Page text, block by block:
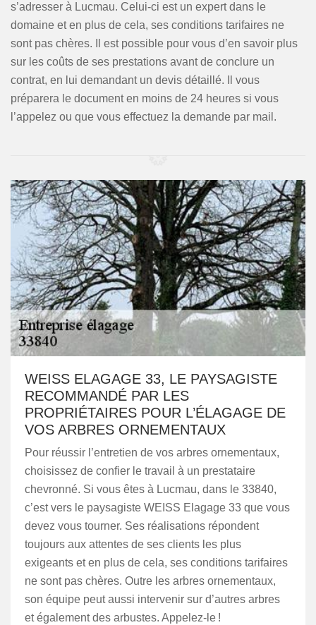
s’adresser à Lucmau. Celui-ci est un expert dans le
domaine et en plus de cela, ses conditions tarifaires ne
sont pas chères. Il est possible pour vous d’en savoir plus
sur les coûts de ses prestations avant de conclure un
contrat, en lui demandant un devis détaillé. Il vous
préparera le document en moins de 24 heures si vous
l’appelez ou que vous effectuez la demande par mail.
WEISS ELAGAGE 33, LE PAYSAGISTE
RECOMMANDÉ PAR LES
PROPRIÉTAIRES POUR L’ÉLAGAGE DE
VOS ARBRES ORNEMENTAUX
Pour réussir l’entretien de vos arbres ornementaux,
choisissez de confier le travail à un prestataire
chevronné. Si vous êtes à Lucmau, dans le 33840,
c’est vers le paysagiste WEISS Elagage 33 que vous
devez vous tourner. Ses réalisations répondent
toujours aux attentes de ses clients les plus
exigeants et en plus de cela, ses conditions tarifaires
ne sont pas chères. Outre les arbres ornementaux,
son équipe peut aussi intervenir sur d’autres arbres
et également des arbustes. Appelez-le !